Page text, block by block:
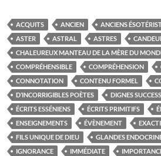
ACQUITS ANCIEN ANCIENS
ASTER
ASTRAL ASTRES
CHALEUREUX MANTEAU DE LA MÈRE DU
COMPRÉHENSIBLE
COMPRÉHENSION
CONNOTATION
CONTENU FORMEL
D’INCORRIGIBLES POÈTES
DIGNES
ÉCRITS ESSÉNIENS
ÉCRITS PRIMITIFS
ENSEIGNEMENTS
ÉVÈNEMENT
FILS UNIQUE DE DIEU
GLANDES
IGNORANCE
IMMÉDIATE